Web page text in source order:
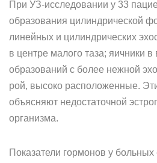
При УЗ-исследовании у 33
образования цилиндрической
линейных и цилиндрических
в центре малого таза; яичники
образований с более нежной
рой, высоко расположенные.
объясняют недо­статочной
организма.
Показатели гормонов у